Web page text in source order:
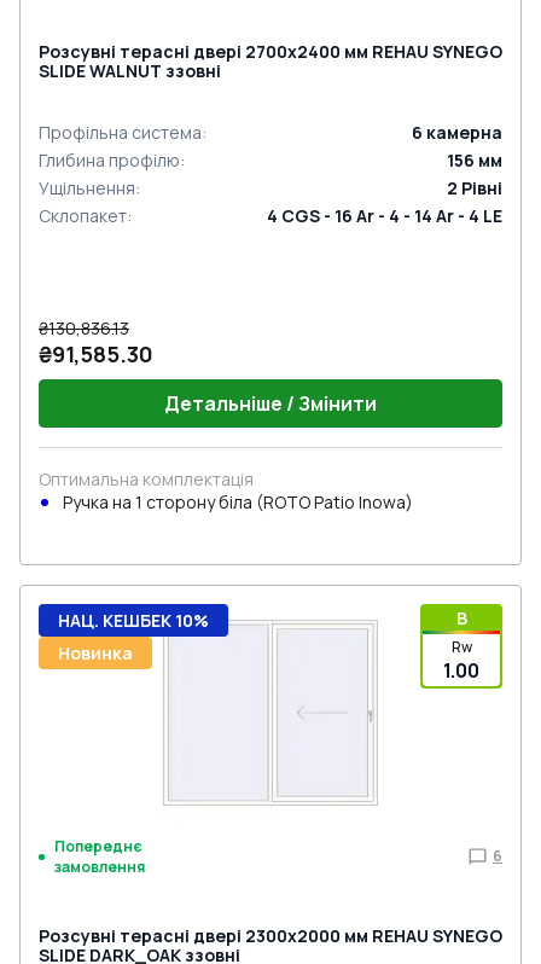
Розсувні терасні двері 2700x2400 мм REHAU SYNEGO
SLIDE WALNUT ззовні
Профільна система: 6 камерна
Глибина профілю: 156 мм
Ущільнення: 2 Рівні
Склопакет: 4 CGS - 16 Ar - 4 - 14 Ar - 4 LE
₴130,836.13
₴91,585.30
Детальніше / Змінити
Оптимальна комплектація
Ручка на 1 сторону біла (ROTO Patio Inowa)
B
Rw
1.00
НАЦ. КЕШБЕК 10%
Новинка
Попереднє
замовлення
6
Розсувні терасні двері 2300x2000 мм REHAU SYNEGO
SLIDE DARK_OAK ззовні